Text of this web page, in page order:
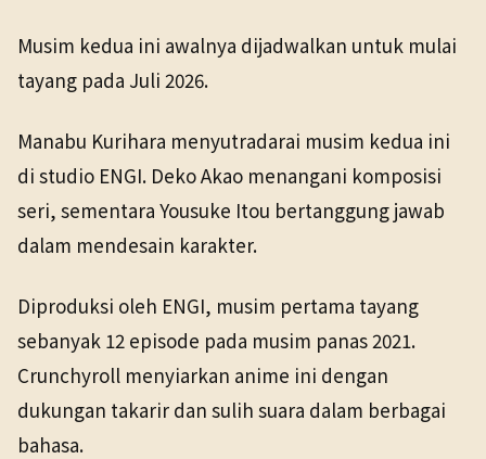
Musim kedua ini awalnya dijadwalkan untuk mulai
tayang pada Juli 2026.
Manabu Kurihara menyutradarai musim kedua ini
di studio ENGI. Deko Akao menangani komposisi
seri, sementara Yousuke Itou bertanggung jawab
dalam mendesain karakter.
Diproduksi oleh ENGI, musim pertama tayang
sebanyak 12 episode pada musim panas 2021.
Crunchyroll menyiarkan anime ini dengan
dukungan takarir dan sulih suara dalam berbagai
bahasa.